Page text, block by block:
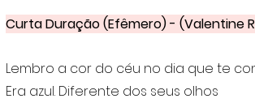
Curta Duração (Efêmero) - (Valentine
Lembro a cor do céu no dia que te
Era azul. Diferente dos seus olhos